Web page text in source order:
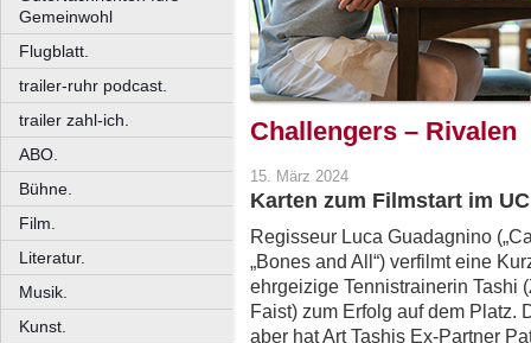
Gemeinwohl
Flugblatt.
trailer-ruhr podcast.
trailer zahl-ich.
ABO.
Bühne.
Film.
Literatur.
Musik.
Kunst.
Challengers – Rivalen
15. März 2024
Karten zum Filmstart im
Regisseur Luca Guadagnino
„Bones and All“) verfilmt eine
ehrgeizige Tennistrainerin Tashi
Faist) zum Erfolg auf dem Platz.
aber hat Art Tashis Ex-Partner